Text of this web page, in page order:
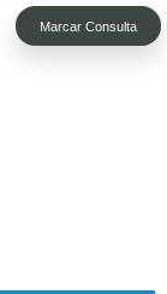
Marcar Consulta